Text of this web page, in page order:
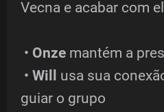
Vecna e acabar com
• Onze mantém a
• Will
usa sua
guiar o grupo